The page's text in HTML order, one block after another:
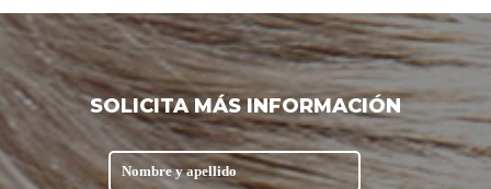
SOLICITA MÁS INFORMACIÓN